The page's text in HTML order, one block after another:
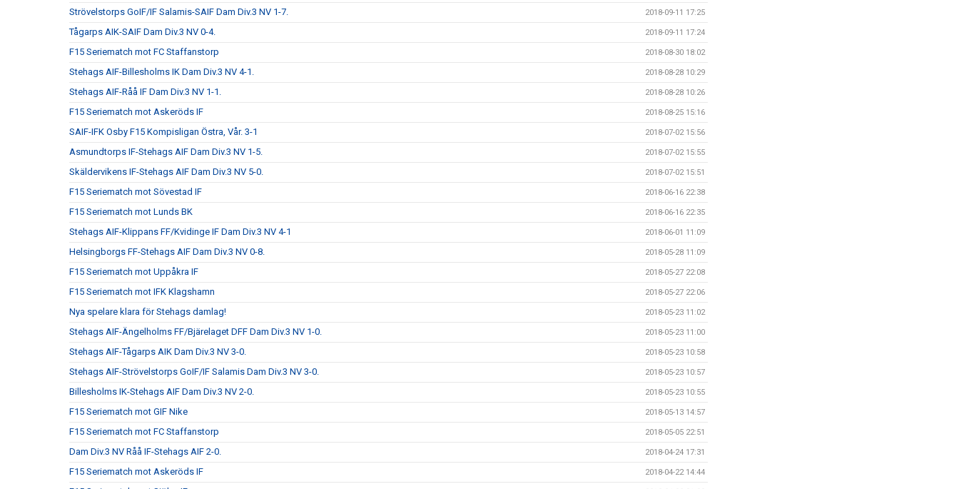
Strövelstorps GoIF/IF Salamis-SAIF Dam Div.3 NV 1-7. 2018-09-11 17:25
Tågarps AIK-SAIF Dam Div.3 NV 0-4. 2018-09-11 17:24
F15 Seriematch mot FC Staffanstorp 2018-08-30 18:02
Stehags AIF-Billesholms IK Dam Div.3 NV 4-1. 2018-08-28 10:29
Stehags AIF-Råå IF Dam Div.3 NV 1-1. 2018-08-28 10:26
F15 Seriematch mot Askeröds IF 2018-08-25 15:16
SAIF-IFK Osby F15 Kompisligan Östra, Vår. 3-1 2018-07-02 15:56
Asmundtorps IF-Stehags AIF Dam Div.3 NV 1-5. 2018-07-02 15:55
Skäldervikens IF-Stehags AIF Dam Div.3 NV 5-0. 2018-07-02 15:51
F15 Seriematch mot Sövestad IF 2018-06-16 22:38
F15 Seriematch mot Lunds BK 2018-06-16 22:35
Stehags AIF-Klippans FF/Kvidinge IF Dam Div.3 NV 4-1 2018-06-01 11:09
Helsingborgs FF-Stehags AIF Dam Div.3 NV 0-8. 2018-05-28 11:09
F15 Seriematch mot Uppåkra IF 2018-05-27 22:08
F15 Seriematch mot IFK Klagshamn 2018-05-27 22:06
Nya spelare klara för Stehags damlag! 2018-05-23 11:02
Stehags AIF-Ängelholms FF/Bjärelaget DFF Dam Div.3 NV 1-0. 2018-05-23 11:00
Stehags AIF-Tågarps AIK Dam Div.3 NV 3-0. 2018-05-23 10:58
Stehags AIF-Strövelstorps GoIF/IF Salamis Dam Div.3 NV 3-0. 2018-05-23 10:57
Billesholms IK-Stehags AIF Dam Div.3 NV 2-0. 2018-05-23 10:55
F15 Seriematch mot GIF Nike 2018-05-13 14:57
F15 Seriematch mot FC Staffanstorp 2018-05-05 22:51
Dam Div.3 NV Råå IF-Stehags AIF 2-0. 2018-04-24 17:31
F15 Seriematch mot Askeröds IF 2018-04-22 14:44